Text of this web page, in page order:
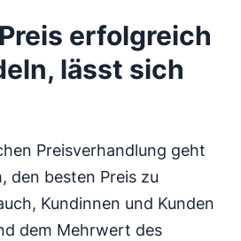
erfolgreich
lässt sich
Preisverhandlung geht
den besten Preis zu
Kundinnen und Kunden
dem Mehrwert des